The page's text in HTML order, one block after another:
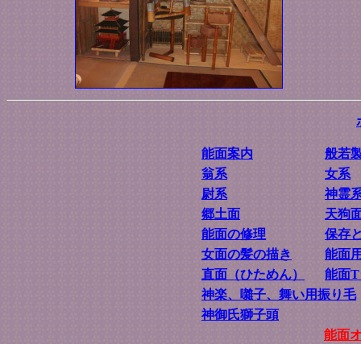
能面案内
般若
翁系
女系
尉系
神霊
郷土面
天狗
能面の修理
保存
女面の髪の描き
能面
直面（ひためん）
能面
神楽、囃子、舞い用振り毛
神御氏獅子頭
能面